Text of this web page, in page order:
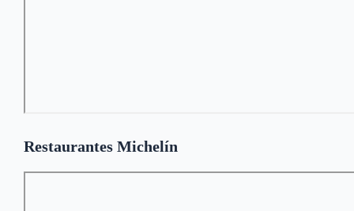
Restaurantes Michelín